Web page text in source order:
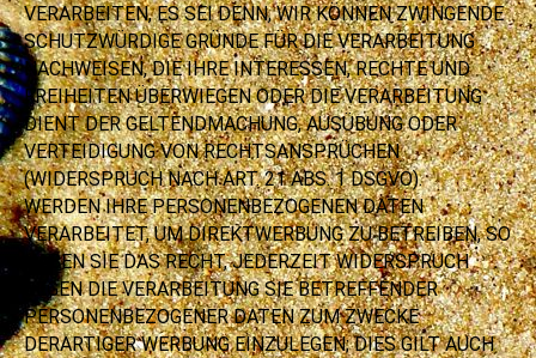
VERARBEITEN, ES SEI DENN, WIR KÖNNEN ZWINGENDE
SCHUTZWÜRDIGE GRÜNDE FÜR DIE VERARBEITUNG
NACHWEISEN, DIE IHRE INTERESSEN, RECHTE UND
FREIHEITEN ÜBERWIEGEN ODER DIE VERARBEITUNG
DIENT DER GELTENDMACHUNG, AUSÜBUNG ODER
VERTEIDIGUNG VON RECHTSANSPRÜCHEN
(WIDERSPRUCH NACH ART. 21 ABS. 1 DSGVO).
WERDEN IHRE PERSONENBEZOGENEN DATEN
VERARBEITET, UM DIREKTWERBUNG ZU BETREIBEN, SO
HABEN SIE DAS RECHT, JEDERZEIT WIDERSPRUCH
GEGEN DIE VERARBEITUNG SIE BETREFFENDER
PERSONENBEZOGENER DATEN ZUM ZWECKE
DERARTIGER WERBUNG EINZULEGEN; DIES GILT AUCH